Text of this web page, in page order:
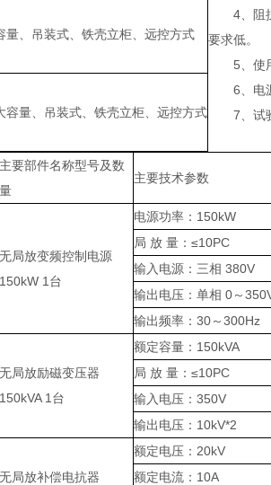
量、吊装式、铁壳立柜、远控方式
容量、吊装式、铁壳立柜、远控方式
主要部件名称型号及数
量
主要技术参数
无局放变频控制电源
150kW 1台
电源功率：150kW
局 放 量：≤10PC
输入电源：三相 380V
输出电压：单相 0～
输出频率：30～300Hz
无局放励磁变压器
150kVA 1台
额定容量：150kVA
局 放 量：≤10PC
输入电压：350V
输出电压：10kV*2
无局放补偿电抗器
额定电压：20kV
额定电流：10A
4、阻抗
要求低。
5、使用
6、电源
7、试验